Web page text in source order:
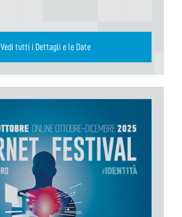
Vedi tutti i Dettagli e le Date